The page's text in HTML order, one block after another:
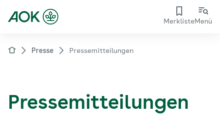
MerklisteMenü
Presse Pressemitteilungen
Pressemitteilungen